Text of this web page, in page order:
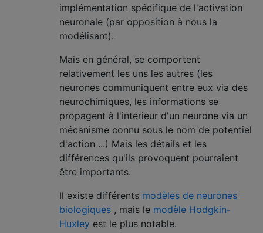
implémentation spécifique de l'activation
neuronale (par opposition à nous la
modélisant).
Mais en général, se comportent
relativement les uns les autres (les
neurones communiquent entre eux via des
neurochimiques, les informations se
propagent à l'intérieur d'un neurone via un
mécanisme connu sous le nom de potentiel
d'action ...) Mais les détails et les
différences qu'ils provoquent pourraient
être importants.
Il existe différents modèles de neurones
biologiques , mais le modèle Hodgkin-
Huxley est le plus notable.